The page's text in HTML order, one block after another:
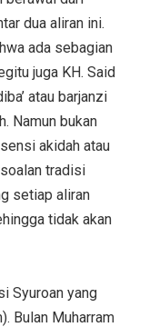
dua aliran ini.
ada sebagian
juga KH. Said
atau barjanzi
Namun bukan
akidah atau
tradisi
setiap aliran
tidak akan
Syuroan yang
Bulan Muharram